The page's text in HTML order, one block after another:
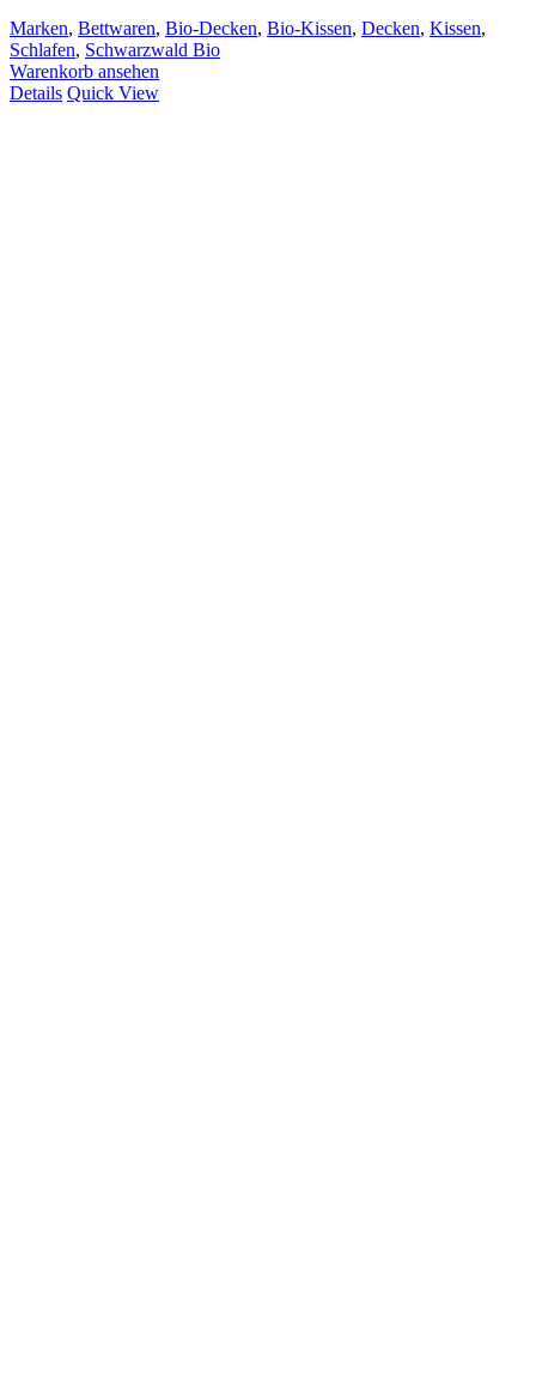
Marken, Bettwaren, Bio-Decken, Bio-Kissen, Decken, Kissen,
Schlafen, Schwarzwald Bio
Warenkorb ansehen
Details Quick View